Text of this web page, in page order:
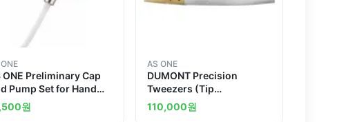
ONE Preliminary Cap
Pump Set for Hand
500
원
AS ONE
DUMONT Precision
Tweezers (Tip
Replacement Type)and
others
110,000원